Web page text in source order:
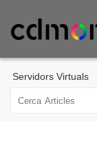
Servidors Virtuals